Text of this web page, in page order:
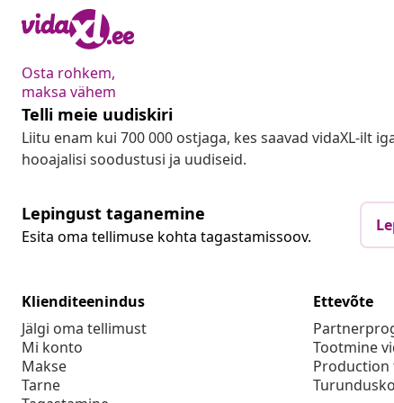
Osta rohkem,
maksa vähem
Telli meie uudiskiri
Liitu enam kui 700 000 ostjaga, kes saavad vidaXL-ilt
hooajalisi soodustusi ja uudiseid.
Lepingust taganemine
Esita oma tellimuse kohta tagastamissoov.
Klienditeenindus
Jälgi oma tellimust
Mi konto
Makse
Tarne
Ettevõte
Tootmine
Production